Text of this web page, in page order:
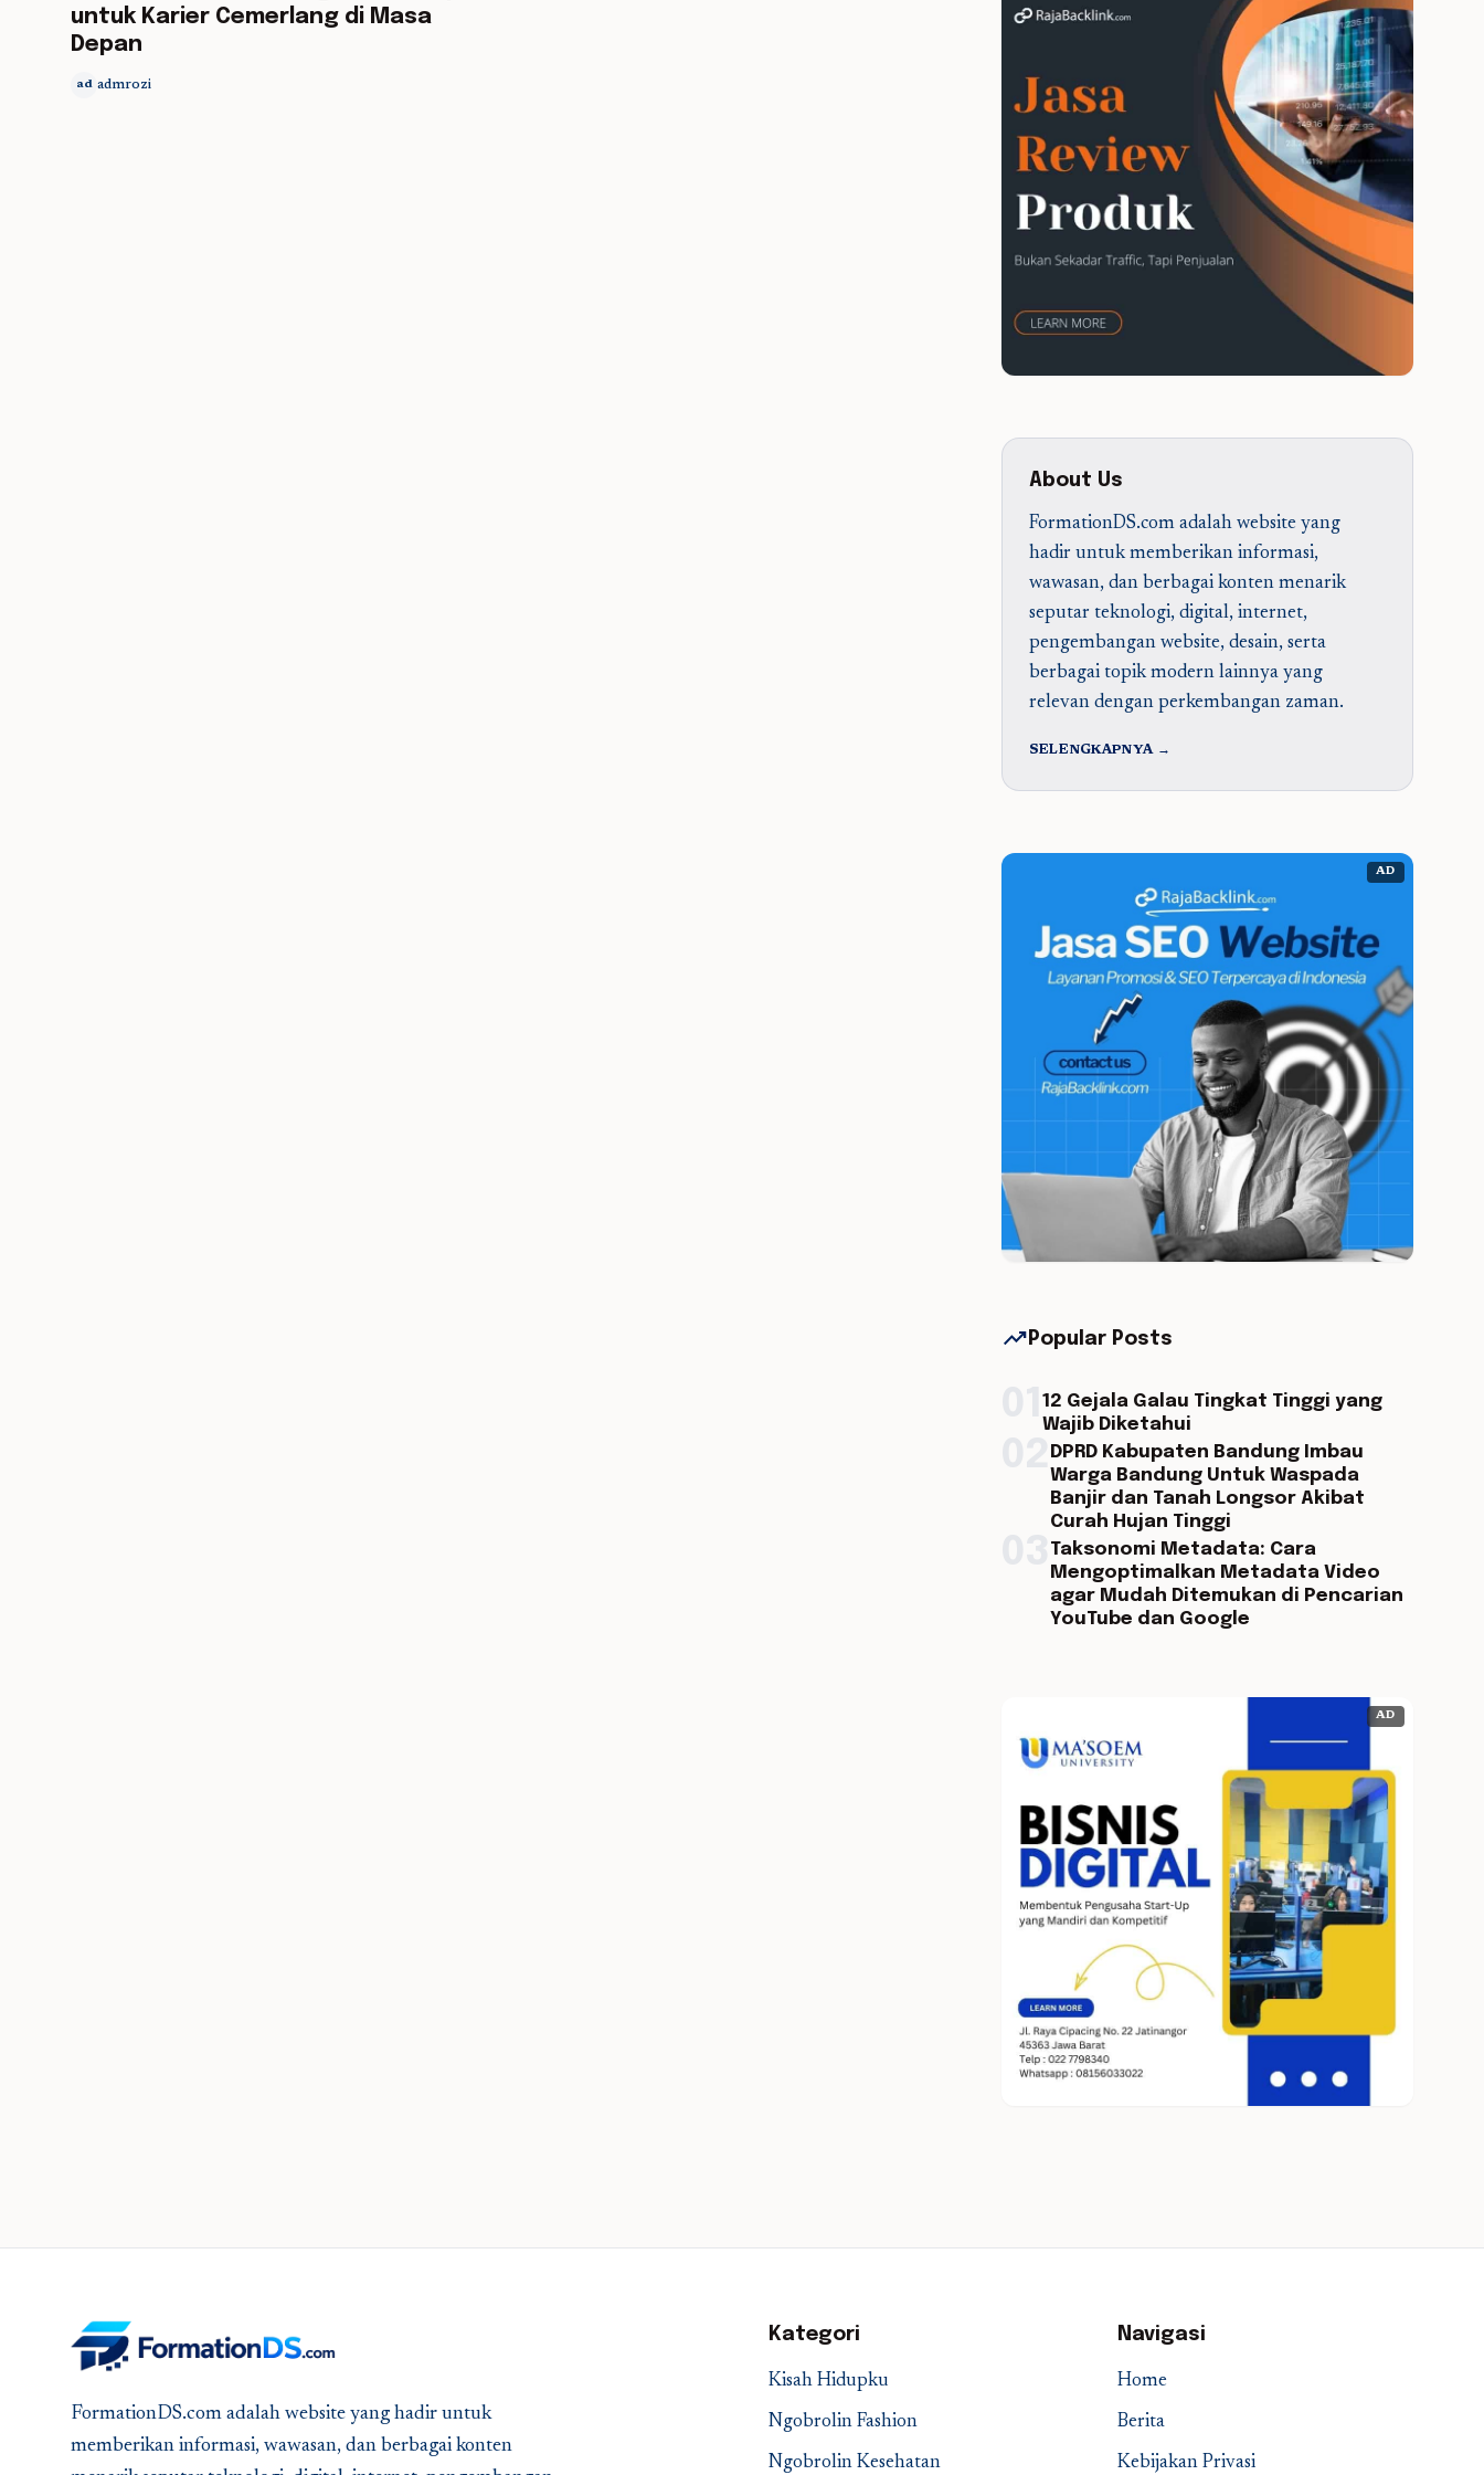
untuk Karier Cemerlang di Masa
Depan
ad admrozi
About Us
FormationDS.com adalah website yang
hadir untuk memberikan informasi,
wawasan, dan berbagai konten menarik
seputar teknologi, digital, internet,
pengembangan website, desain, serta
berbagai topik modern lainnya yang
relevan dengan perkembangan zaman.
SELENGKAPNYA →
AD
trending_up Popular Posts
12 Gejala Galau Tingkat Tinggi yang
Wajib Diketahui
DPRD Kabupaten Bandung Imbau
Warga Bandung Untuk Waspada
Banjir dan Tanah Longsor Akibat
Curah Hujan Tinggi
Taksonomi Metadata: Cara
Mengoptimalkan Metadata Video
agar Mudah Ditemukan di Pencarian
YouTube dan Google
AD
FormationDS.com adalah website yang hadir untuk
memberikan informasi, wawasan, dan berbagai konten
Kategori
Kisah Hidupku
Ngobrolin Fashion
Ngobrolin Kesehatan
Navigasi
Home
Berita
Kebijakan Privasi